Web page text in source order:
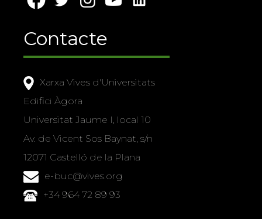
Contacte
Xarxa Vives d'Universitats
Edifici Àgora
Universitat Jaume I, local 10
Av. de Vicent Sos Baynat, s/n
12071 Castelló de la Plana
e-buc@vives.org
+34 964 72 89 93